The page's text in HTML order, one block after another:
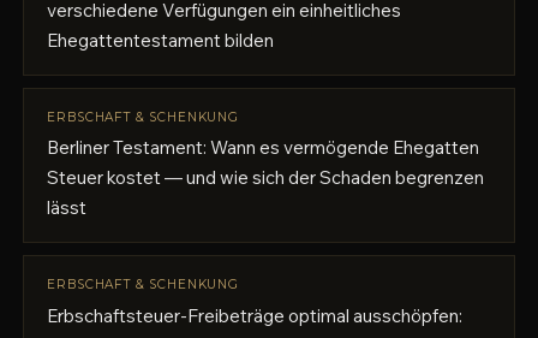
verschiedene Verfügungen ein einheitliches
Ehegattentestament bilden
ERBSCHAFT & SCHENKUNG
Berliner Testament: Wann es vermögende Ehegatten
Steuer kostet — und wie sich der Schaden begrenzen
lässt
ERBSCHAFT & SCHENKUNG
Erbschaftsteuer-Freibeträge optimal ausschöpfen: